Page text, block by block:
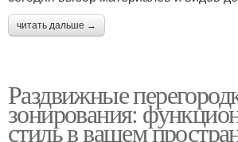
читать дальше →
Раздвижные
зонирования:
стиль в вашем